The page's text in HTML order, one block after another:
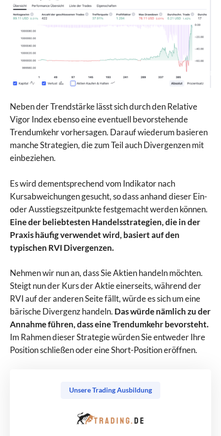
Neben der Trendstärke lässt sich durch den Relative
Vigor Index ebenso eine eventuell bevorstehende
Trendumkehr vorhersagen. Darauf wiederum basieren
manche Strategien, die zum Teil auch Divergenzen mit
einbeziehen.
Es wird dementsprechend vom Indikator nach
Kursabweichungen gesucht, so dass anhand dieser Ein-
oder Ausstiegszeitpunkte festgemacht werden können.
Eine der beliebtesten Handelsstrategien, die in der
Praxis häufig verwendet wird, basiert auf den
typischen RVI Divergenzen.
Nehmen wir nun an, dass Sie Aktien handeln möchten.
Steigt nun der Kurs der Aktie einerseits, während der
RVI auf der anderen Seite fällt, würde es sich um eine
bärische Divergenz handeln. Das würde nämlich zu der
Annahme führen, dass eine Trendumkehr bevorsteht.
Im Rahmen dieser Strategie würden Sie entweder Ihre
Position schließen oder eine Short-Position eröffnen.
Unsere Trading Ausbildung